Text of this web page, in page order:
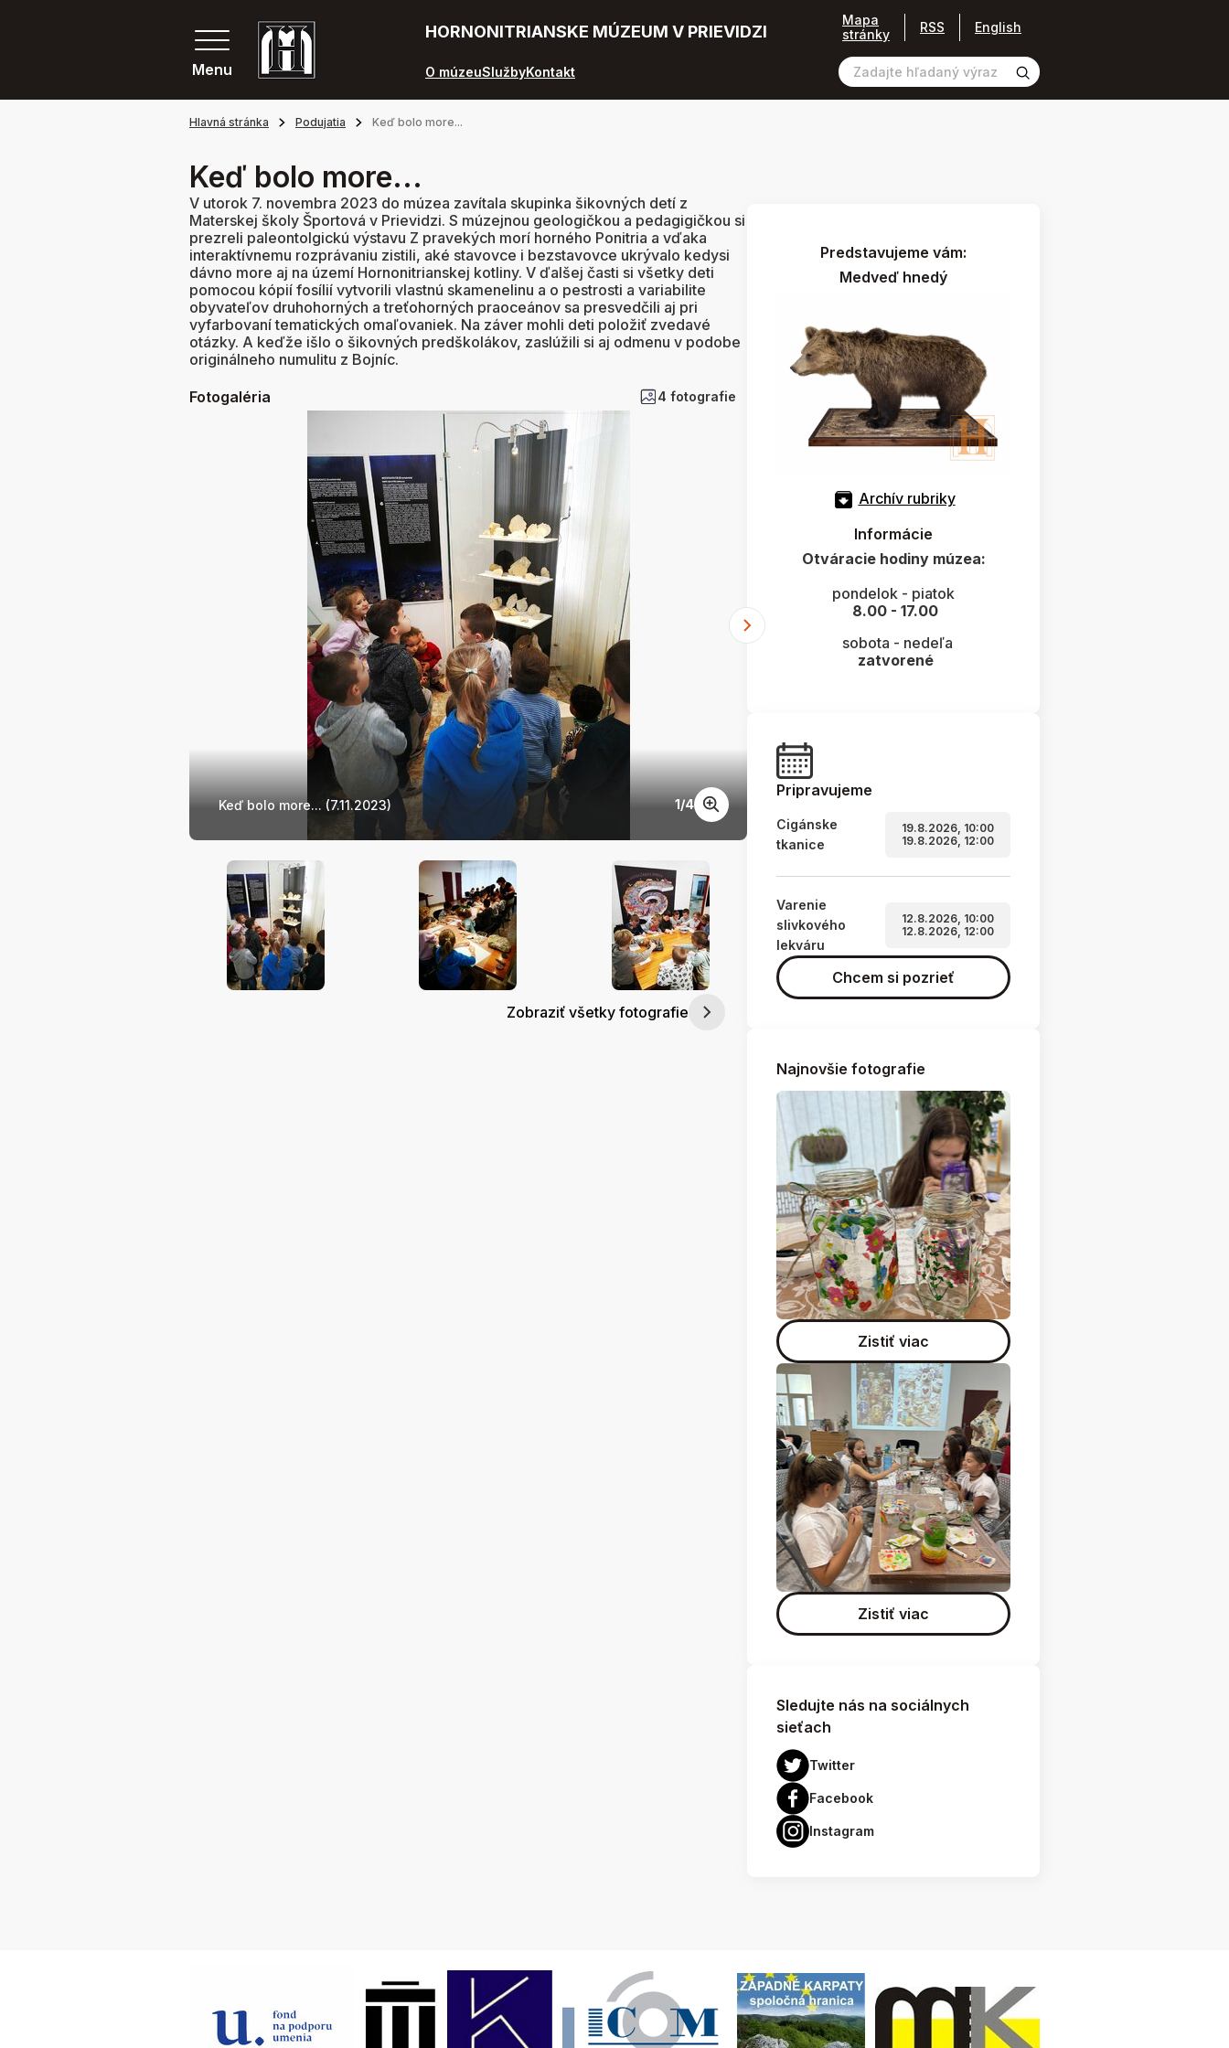
Menu
HORNONITRIANSKE MÚZEUM V PRIEVIDZI
O múzeuSlužbyKontakt
Mapa
stránky
RSS English
Hlavná stránka Podujatia Keď bolo more...
Keď bolo more...
V utorok 7. novembra 2023 do múzea zavítala skupinka šikovných detí z
Materskej školy Športová v Prievidzi. S múzejnou geologičkou a pedagigičkou si
prezreli paleontolgickú výstavu Z pravekých morí horného Ponitria a vďaka
interaktívnemu rozprávaniu zistili, aké stavovce i bezstavovce ukrývalo kedysi
dávno more aj na území Hornonitrianskej kotliny. V ďalšej časti si všetky deti
pomocou kópií fosílií vytvorili vlastnú skamenelinu a o pestrosti a variabilite
obyvateľov druhohorných a treťohorných praoceánov sa presvedčili aj pri
vyfarbovaní tematických omaľovaniek. Na záver mohli deti položiť zvedavé
otázky. A keďže išlo o šikovných predškolákov, zaslúžili si aj odmenu v podobe
originálneho numulitu z Bojníc.
Fotogaléria 4 fotografie
Keď bolo more... (7.11.2023) 1/4
Zobraziť všetky fotografie
Predstavujeme vám:
Medveď hnedý
Archív rubriky
Informácie
Otváracie hodiny múzea:
pondelok - piatok
8.00 - 17.00
sobota - nedeľa
zatvorené
Pripravujeme
Cigánske
tkanice
19.8.2026, 10:00
19.8.2026, 12:00
Varenie
slivkového
lekváru
12.8.2026, 10:00
12.8.2026, 12:00
Chcem si pozrieť
Najnovšie fotografie
Zistiť viac
Zistiť viac
Sledujte nás na sociálnych
sieťach
Twitter
Facebook
Instagram